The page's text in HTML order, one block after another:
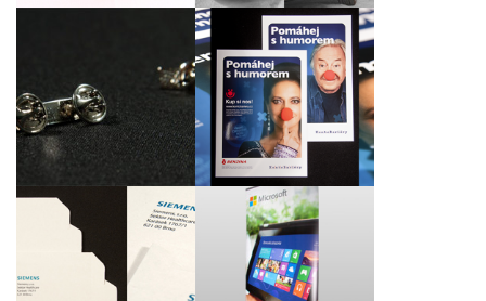
Firemní odznáčky pro
Proact Czech Republic,
s.r.o.
Propagační materiály
„Pomáhej (s)
humorem“ pro Konto
Bariéry
Kartonové obálky CD
pro společnost
Siemens, s.r.o.
Prezenční systém roll
up